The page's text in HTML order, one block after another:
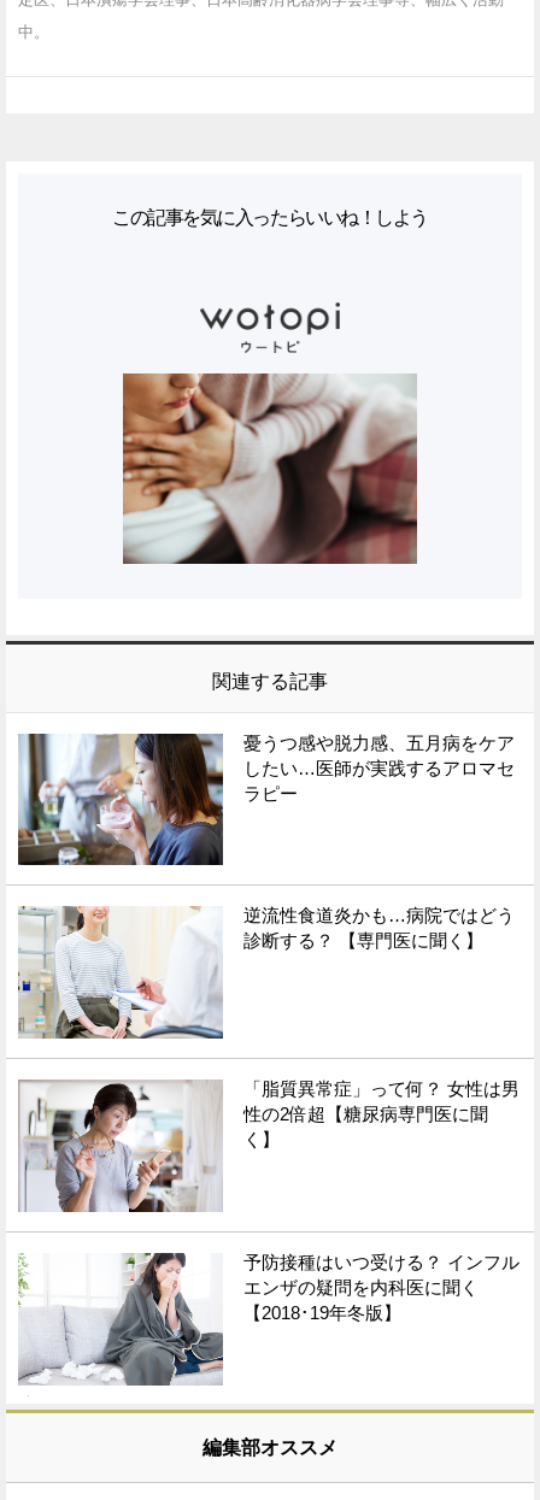
中。
この記事を気に入ったらいいね！しよう
関連する記事
憂うつ感や脱力感、五月病をケア
したい…医師が実践するアロマセ
ラピー
逆流性食道炎かも…病院ではどう
診断する？ 【専門医に聞く】
「脂質異常症」って何？ 女性は男
性の2倍超【糖尿病専門医に聞
く】
予防接種はいつ受ける？ インフル
エンザの疑問を内科医に聞く
【2018･19年冬版】
編集部オススメ